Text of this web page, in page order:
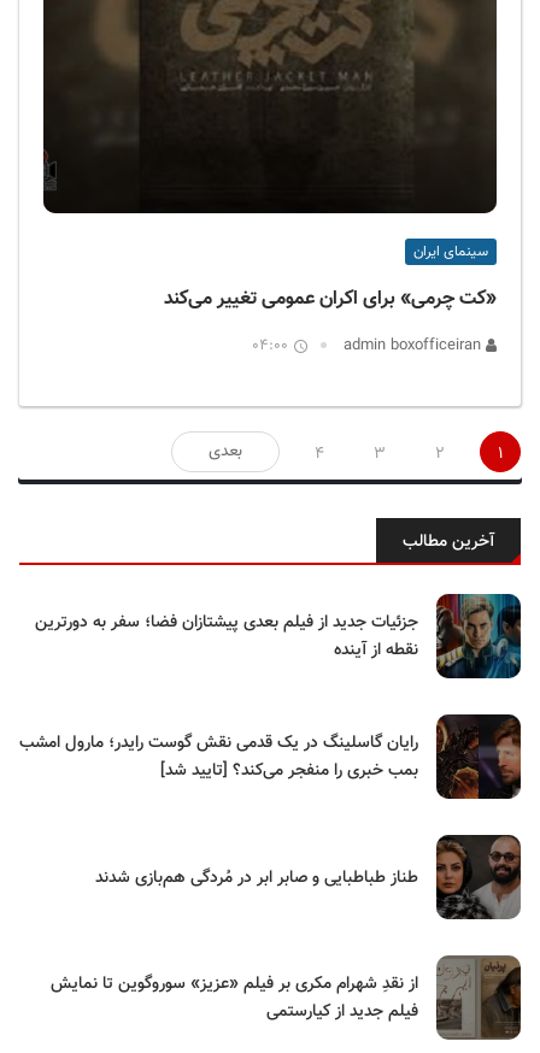
سینمای ایران
«کت چرمی» برای اکران عمومی تغییر می‌کند
04:00
صفحه‌بندی
نوشته‌ها
1
2
3
4 بعدی
آخرین مطالب
جزئیات جدید از فیلم بعدی پیشتازان فضا؛ سفر به دورترین
نقطه از آینده
رایان گاسلینگ در یک قدمی نقش گوست رایدر؛ مارول امشب
بمب خبری را منفجر می‌کند؟ [تایید شد]
طناز طباطبایی و صابر ابر در مُردگی هم‌بازی شدند
از نقدِ شهرام مکری بر فیلم «عزیز» سوروگوین تا نمایش
فیلم جدید از کیارستمی